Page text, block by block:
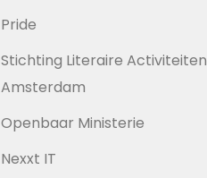
Pride
Stichting Literaire Activiteiten
Amsterdam
Openbaar Ministerie
Nexxt IT